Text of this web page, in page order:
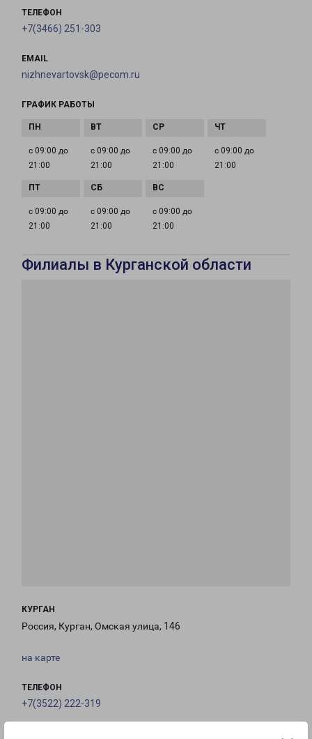
ТЕЛЕФОН
+7(3466) 251-303
EMAIL
nizhnevartovsk@pecom.ru
ГРАФИК РАБОТЫ
с 09:00 до
21:00
с 09:00 до
21:00
с 09:00 до
21:00
с 09:00 до
21:00
с 09:00 до
21:00
с 09:00 до
21:00
с 09:00 до
21:00
Филиалы в Курганской области
КУРГАН
Россия, Курган, Омская улица, 146
на карте
ТЕЛЕФОН
+7(3522) 222-319